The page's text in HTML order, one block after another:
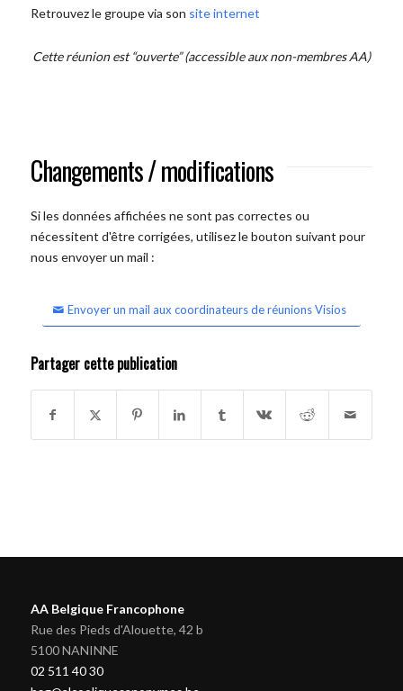
Retrouvez le groupe via son site internet
Cette réunion est “ouverte” (accessible aux non-membres AA)
Changements / modifications
Si les données affichées ne sont pas correctes ou
nécessitent d'être corrigées, utilisez le bouton suivant pour
nous envoyer un mail :
Envoyer un mail aux coordinateurs de réunions Visios
Partager cette publication
AA Belgique Francophone
Rue des Pieds d'Alouette, 42 b
5100 NANINNE
02 511 40 30